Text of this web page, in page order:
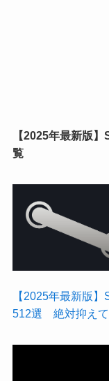
【2025年最新版
覧
【2025年最新版
512選 絶対抑えて